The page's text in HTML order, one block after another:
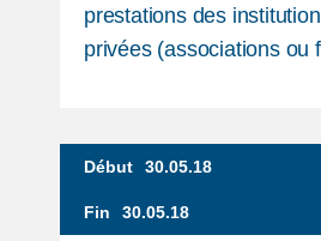
prestations des
privées (associations ou
Début 30.05.18
Fin 30.05.18